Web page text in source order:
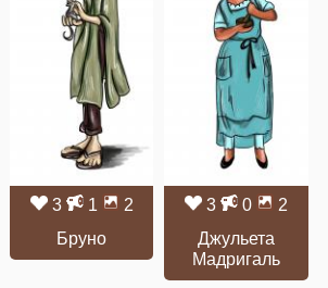
3 1
2
Бруно
3 0
2
Джульета
Мадригаль